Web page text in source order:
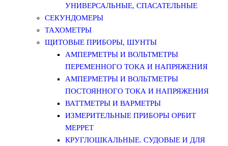
УНИВЕРСАЛЬНЫЕ, СПАСАТЕЛЬНЫЕ
СЕКУНДОМЕРЫ
ТАХОМЕТРЫ
ЩИТОВЫЕ ПРИБОРЫ, ШУНТЫ
АМПЕРМЕТРЫ И ВОЛЬТМЕТРЫ
ПЕРЕМЕННОГО ТОКА И НАПРЯЖЕНИЯ
АМПЕРМЕТРЫ И ВОЛЬТМЕТРЫ
ПОСТОЯННОГО ТОКА И НАПРЯЖЕНИЯ
ВАТТМЕТРЫ И ВАРМЕТРЫ
ИЗМЕРИТЕЛЬНЫЕ ПРИБОРЫ ОРБИТ
МЕРРЕТ
КРУГЛОШКАЛЬНЫЕ. СУДОВЫЕ И ДЛЯ